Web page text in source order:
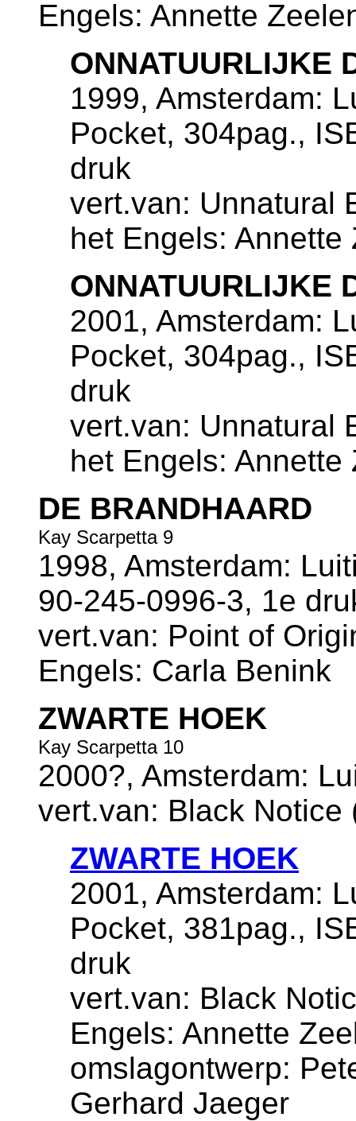
Engels: Annette
ONNATUURLIJKE
1999, Amsterdam:
Pocket, 304pag.,
druk
vert.van: Unnatural
het Engels: Annette
ONNATUURLIJKE
2001, Amsterdam:
Pocket, 304pag.,
druk
vert.van: Unnatural
het Engels: Annette
DE BRANDHAARD
Kay Scarpetta 9
1998, Amsterdam:
90-245-0996-3, 1e
vert.van: Point of
Engels: Carla Benink
ZWARTE HOEK
Kay Scarpetta 10
2000?, Amsterdam:
vert.van: Black Notice
ZWARTE HOEK
2001, Amsterdam:
Pocket, 381pag.,
druk
vert.van: Black
Engels: Annette
omslagontwerp:
Gerhard Jaeger